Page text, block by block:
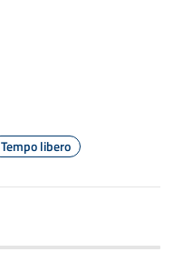
Tempo libero